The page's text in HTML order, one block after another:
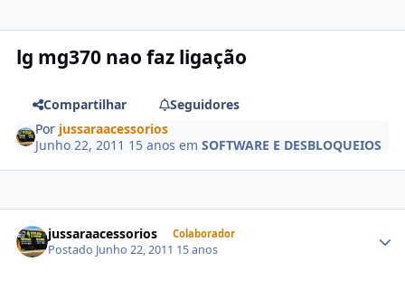
lg mg370 nao faz ligação
Compartilhar
Seguidores
Por jussaraacessorios
Junho 22, 2011 15 anos emSOFTWARE E DESBLOQUEIOS
jussaraacessorios Colaborador
Postado Junho 22, 2011 15 anos